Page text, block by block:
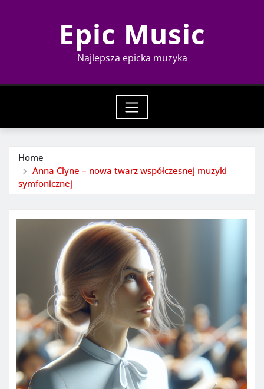
Epic Music
Najlepsza epicka muzyka
Home
Anna Clyne – nowa twarz współczesnej muzyki
symfonicznej